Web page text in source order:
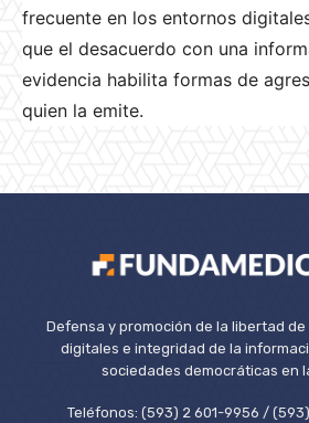
frecuente en los entornos
que el desacuerdo con una
evidencia habilita formas de
quien la emite.
Defensa y promoción de la libertad
digitales e integridad de la
sociedades democráticas en
Teléfonos: (593) 2 601-9956 /